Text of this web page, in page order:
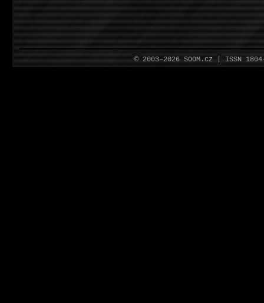
© 2003–2026 SOOM.cz | ISSN